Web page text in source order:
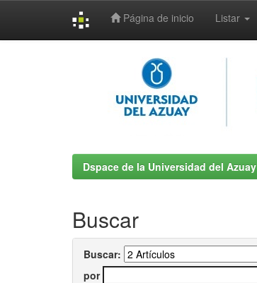
Página de inicio Listar
Dspace de la Universidad del Azuay
Buscar
Buscar:
por